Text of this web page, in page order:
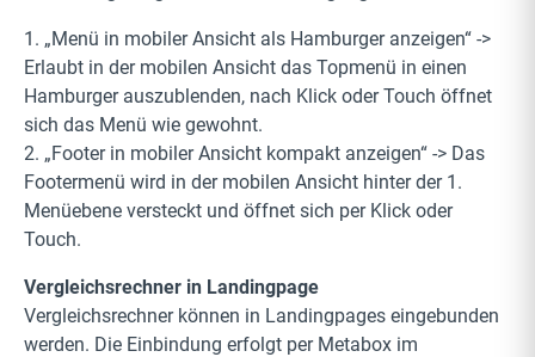
1. „Menü in mobiler Ansicht als Hamburger anzeigen“ ->
Erlaubt in der mobilen Ansicht das Topmenü in einen
Hamburger auszublenden, nach Klick oder Touch öffnet
sich das Menü wie gewohnt.
2. „Footer in mobiler Ansicht kompakt anzeigen“ -> Das
Footermenü wird in der mobilen Ansicht hinter der 1.
Menüebene versteckt und öffnet sich per Klick oder
Touch.
Vergleichsrechner in Landingpage
Vergleichsrechner können in Landingpages eingebunden
werden. Die Einbindung erfolgt per Metabox im